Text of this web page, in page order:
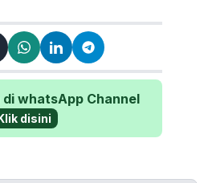
di whatsApp Channel
disini